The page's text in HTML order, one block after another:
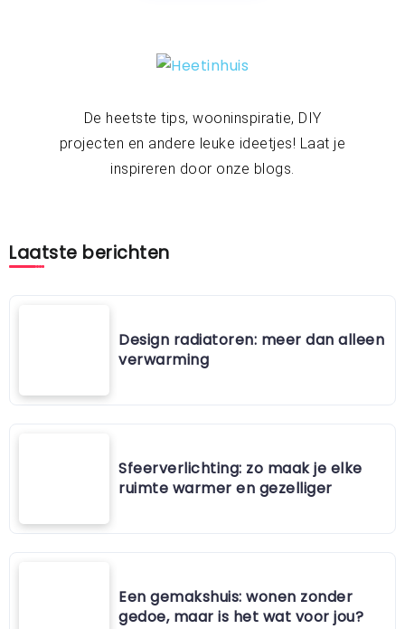
De heetste tips, wooninspiratie, DIY
projecten en andere leuke ideetjes! Laat je
inspireren door onze blogs.
Laatste berichten
Design radiatoren: meer dan alleen
verwarming
Sfeerverlichting: zo maak je elke
ruimte warmer en gezelliger
Een gemakshuis: wonen zonder
gedoe, maar is het wat voor jou?